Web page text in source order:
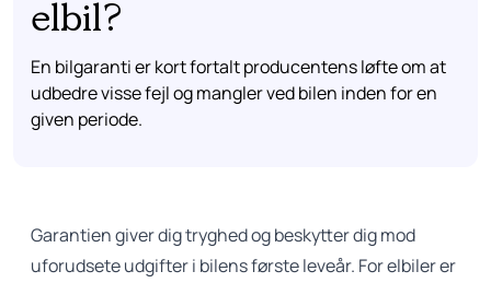
elbil?
En bilgaranti er kort fortalt producentens løfte om at
udbedre visse fejl og mangler ved bilen inden for en
given periode.
Garantien giver dig tryghed og beskytter dig mod
uforudsete udgifter i bilens første leveår. Forelbilerer